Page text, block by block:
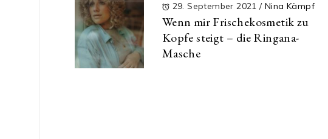
29. September 2021/ Nina Kämpf
Wenn mir Frischekosmetik zu
Kopfe steigt – die Ringana-
Masche